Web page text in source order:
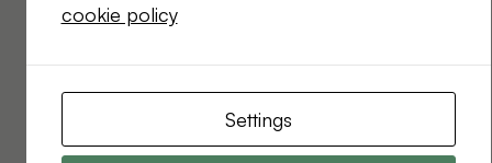
cookie policy
Settings